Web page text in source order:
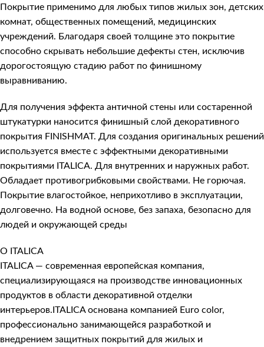
Покрытие применимо для любых типов жилых зон, детских
комнат, общественных помещений, медицинских
учреждений. Благодаря своей толщине это покрытие
способно скрывать небольшие дефекты стен, исключив
дорогостоящую стадию работ по финишному
выравниванию.
Для получения эффекта античной стены или состаренной
штукатурки наносится финишный слой декоративного
покрытия FINISHMAT. Для создания оригинальных решений
используется вместе с эффектными декоративными
покрытиями ITALICA. Для внутренних и наружных работ.
Обладает противогрибковыми свойствами. Не горючая.
Покрытие влагостойкое, неприхотливо в эксплуатации,
долговечно. На водной основе, без запаха, безопасно для
людей и окружающей среды
О ITALICA
ITALICA — современная европейская компания,
специализирующаяся на производстве инновационных
продуктов в области декоративной отделки
интерьеров.ITALICA основана компанией Euro color,
профессионально занимающейся разработкой и
внедрением защитных покрытий для жилых и